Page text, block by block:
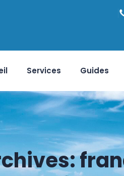
Services Guides